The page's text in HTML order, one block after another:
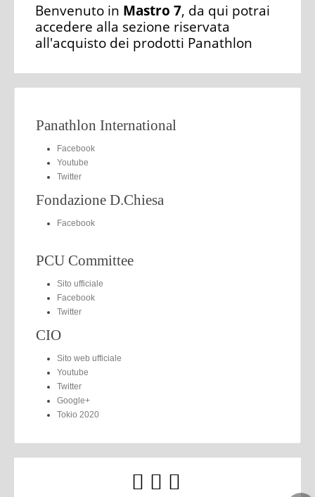
Benvenuto in Mastro 7, da qui potrai
accedere alla sezione riservata
all'acquisto dei prodotti Panathlon
Panathlon International
Facebook
Youtube
Twitter
Fondazione D.Chiesa
Facebook
PCU Committee
Sito ufficiale
Facebook
Twitter
CIO
Sito web ufficiale
Youtube
Twitter
Google+
Tokio 2020